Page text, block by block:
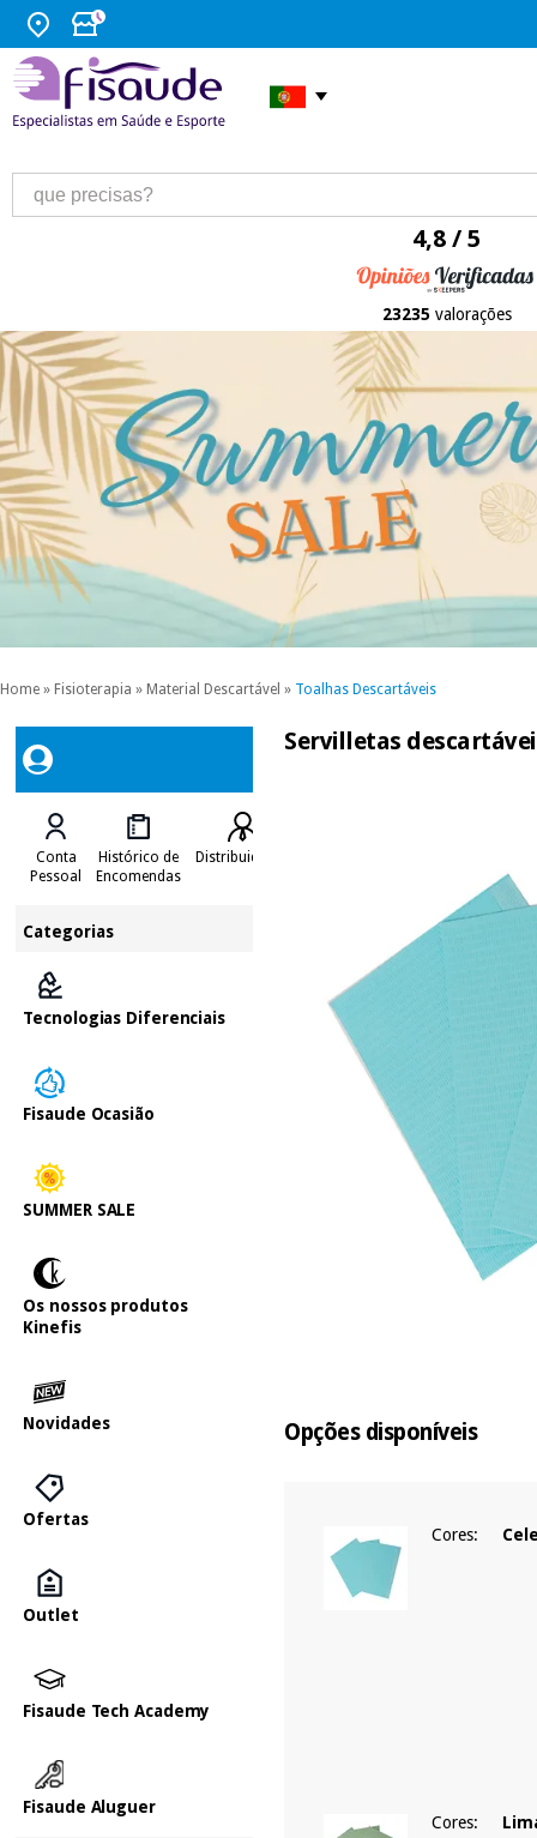
4,8 / 5
23235 valorações
Home » Fisioterapia » Material Descartável » Toalhas Descartáveis
Conta
Pessoal
Histórico de
Encomendas
Distribuidores
Categorias
Tecnologias Diferenciais
Fisaude Ocasião
SUMMER SALE
Os nossos produtos
Kinefis
Novidades
Ofertas
Outlet
Fisaude Tech Academy
Fisaude Aluguer
Servilletas
Opções disponíveis
Cores:
Cores: